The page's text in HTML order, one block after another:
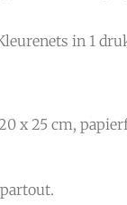
in 1
x 25 cm,